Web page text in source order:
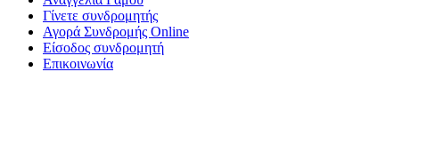
Γίνετε συνδρομητής
Αγορά Συνδρομής Online
Είσοδος συνδρομητή
Επικοινωνία